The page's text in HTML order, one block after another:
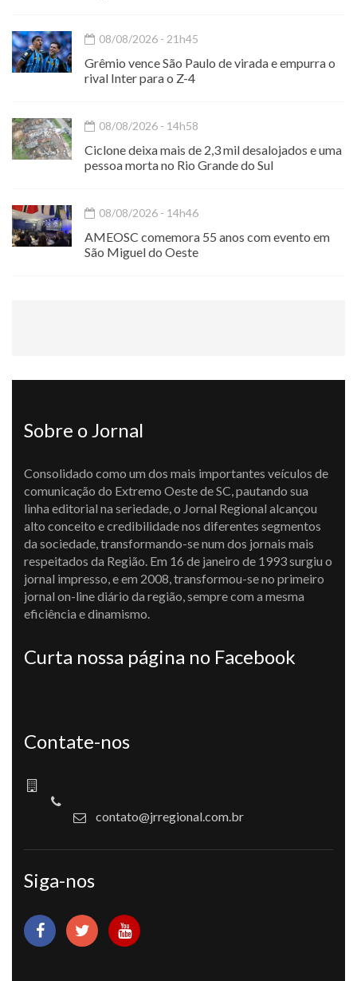
08/08/2026 - 21h45
Grêmio vence São Paulo de virada e empurra o
rival Inter para o Z-4
08/08/2026 - 14h58
Ciclone deixa mais de 2,3 mil desalojados e uma
pessoa morta no Rio Grande do Sul
08/08/2026 - 14h46
AMEOSC comemora 55 anos com evento em
São Miguel do Oeste
Sobre o Jornal
Consolidado como um dos mais importantes veículos de
comunicação do Extremo Oeste de SC, pautando sua
linha editorial na seriedade, o Jornal Regional alcançou
alto conceito e credibilidade nos diferentes segmentos
da sociedade, transformando-se num dos jornais mais
respeitados da Região. Em 16 de janeiro de 1993 surgiu o
jornal impresso, e em 2008, transformou-se no primeiro
jornal on-line diário da região, sempre com a mesma
eficiência e dinamismo.
Curta nossa página no Facebook
Contate-nos
contato@jrregional.com.br
Siga-nos